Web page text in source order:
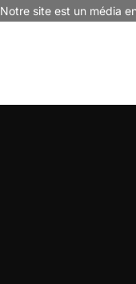
Notre site est un média